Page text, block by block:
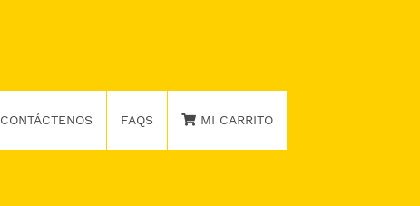
CONTÁCTENOS FAQS MI CARRITO